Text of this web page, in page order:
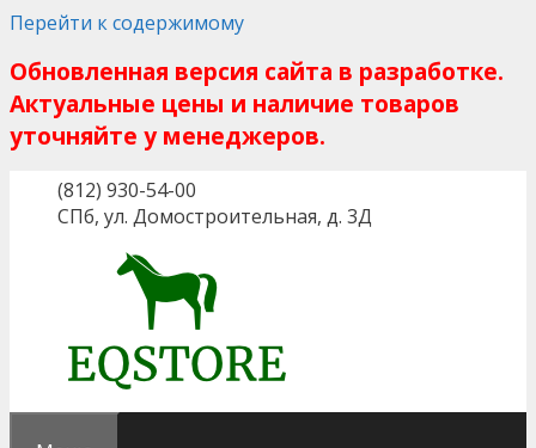
Перейти к содержимому
Обновленная версия сайта в разработке.
Актуальные цены и наличие товаров
уточняйте у менеджеров.
(812) 930-54-00
СПб, ул. Домостроительная, д. 3Д